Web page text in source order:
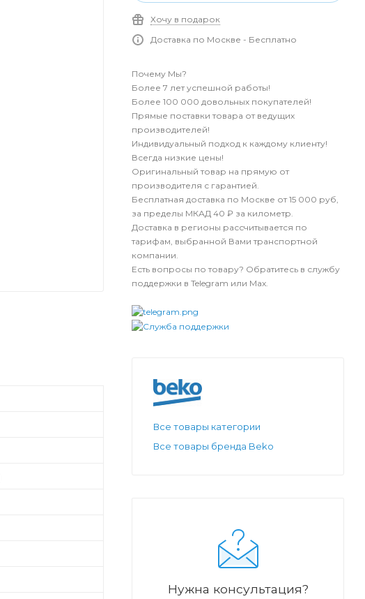
Хочу в подарок
Доставка по Москве - Бесплатно
Почему Мы?
Более 7 лет успешной работы!
Более 100 000 довольных покупателей!
Прямые поставки товара от ведущих
производителей!
Индивидуальный подход к каждому клиенту!
Всегда низкие цены!
Оригинальный товар на прямую от
производителя с гарантией.
Бесплатная доставка по Москве от 15 000 руб,
за пределы МКАД 40 ₽ за километр.
Доставка в регионы рассчитывается по
тарифам, выбранной Вами транспортной
компании.
Есть вопросы по товару? Обратитесь в службу
поддержки в Telegram или Max.
Все товары категории
Все товары бренда Beko
Нужна консультация?